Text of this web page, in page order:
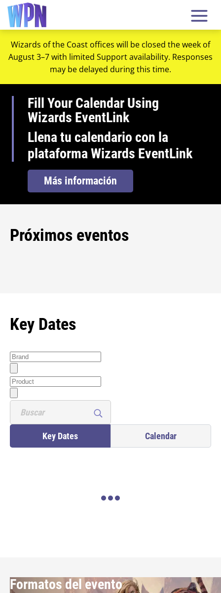
Wizards of the Coast offices will be closed the week of
August 3–7 with limited Support availability. Responses
may be delayed during this time.
Fill Your Calendar Using
Wizards EventLink
Llena tu calendario con la
plataforma Wizards EventLink
Más información
Próximos eventos
Key Dates
Key Dates Calendar
Loading...
Formatos del evento